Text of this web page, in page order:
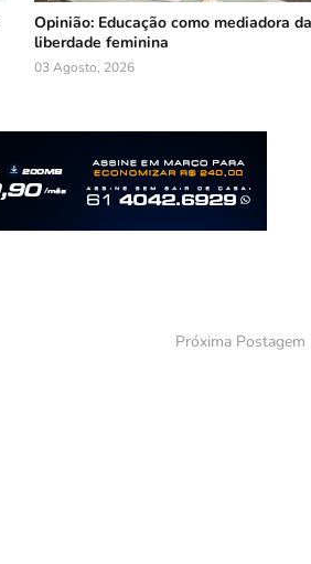
Opinião: Educação como mediadora
liberdade feminina
03 Agosto, 2026
Próxima Postagem